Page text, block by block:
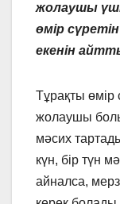
жолаушы
өмiр
екенiн
Тұрақты өмiр
жолаушы
мәсих
күн, бiр түн
айналса,